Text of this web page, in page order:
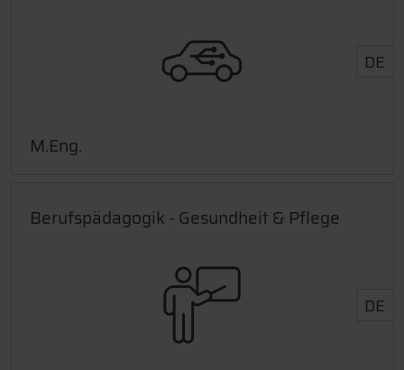
DE
M.Eng.
Berufspädagogik - Gesundheit & Pflege
DE